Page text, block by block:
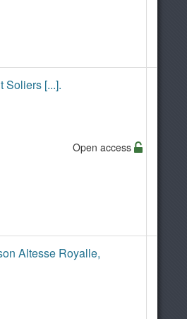
Soliers [...].
Open access
Altesse Royalle,